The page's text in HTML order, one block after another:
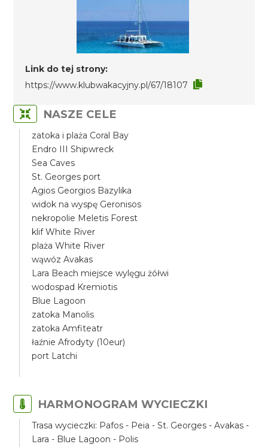
Link do tej strony:
https://www.klubwakacyjny.pl/67/18107
NASZE CELE
zatoka i plaża Coral Bay
Endro III Shipwreck
Sea Caves
St. Georges port
Agios Georgios Bazylika
widok na wyspę Geronisos
nekropolie Meletis Forest
klif White River
plaża White River
wąwóz Avakas
Lara Beach miejsce wylęgu żółwi
wodospad Kremiotis
Blue Lagoon
zatoka Manolis
zatoka Amfiteatr
łaźnie Afrodyty (10eur)
port Latchi
HARMONOGRAM WYCIECZKI
Trasa wycieczki: Pafos - Peia - St. Georges - Avakas -
Lara - Blue Lagoon - Polis